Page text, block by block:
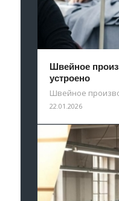
Швейное
устроено
Швейное
22.01.2026